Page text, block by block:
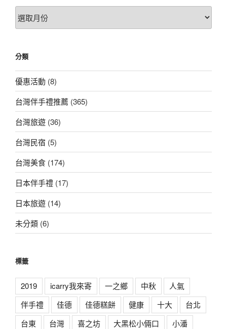
文
章
分類
優惠活動 (8)
台灣伴手禮推薦 (365)
台灣旅遊 (36)
台灣民宿 (5)
台灣美食 (174)
日本伴手禮 (17)
日本旅遊 (14)
未分類 (6)
標籤
2019 icarry我來寄 一之鄉 中秋
人氣
伴手禮
佳德 佳德糕餅 健康 十大
台北
台東
台灣 喜之坊 大黑松小倆口
小潘